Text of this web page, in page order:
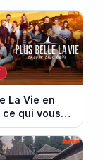
La Vie en
ce qui vous
semaine du
août 2026